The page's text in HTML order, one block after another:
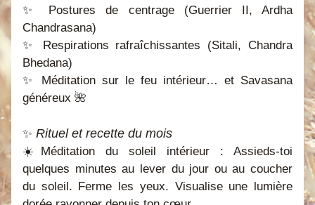
✨ Postures de centrage (Guerrier II, Ardha
Chandrasana)
✨ Respirations rafraîchissantes (Sitali, Chandra
Bhedana)
✨ Méditation sur le feu intérieur… et Savasana
généreux 🌺
✨ Rituel et recette du mois
☀️ Méditation du soleil intérieur : Assieds-toi
quelques minutes au lever du jour ou au coucher
du soleil. Ferme les yeux. Visualise une lumière